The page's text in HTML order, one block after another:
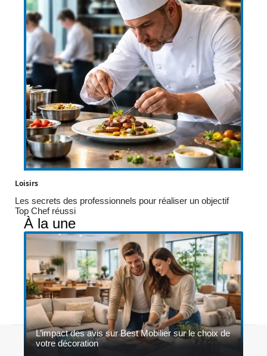
Loisirs
Les secrets des professionnels pour réaliser un objectif
Top Chef réussi
À la une
L’impact des avis sur Best Mobilier sur le choix de
votre décoration
Contact Mentions légales Sitemap